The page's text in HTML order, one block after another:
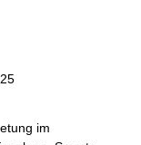
im